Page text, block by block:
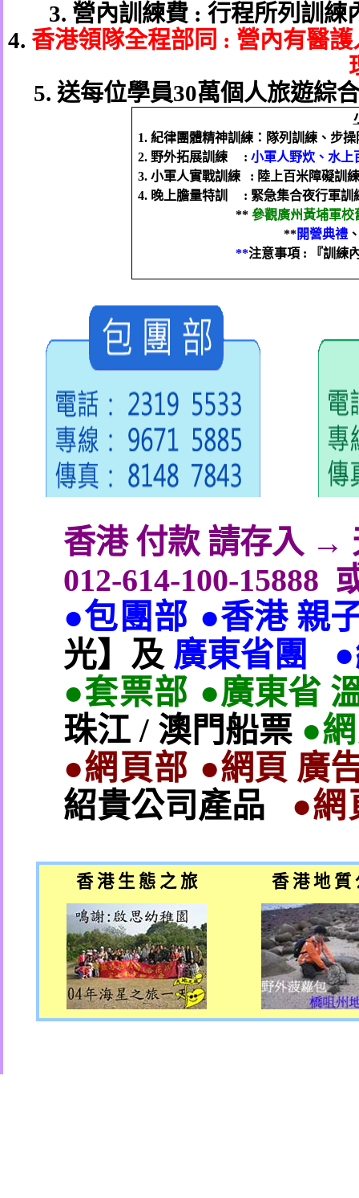
3. 營內訓練費: 行程所列訓練
4. 香港領隊全程部同 : 營內有醫
5. 送每位學員30萬個人旅遊綜
1. 紀律團體精神訓練：隊列訓練、步
2. 野外拓展訓練: 小軍人野炊、水上
3. 小軍人實戰訓練: 陸上百米障礙訓練
4. 晚上膽量特訓 : 緊急集合夜行軍訓
** 參觀廣州黃埔軍
**開營典禮
**注意事項: 『訓練
香港 付款 請存入 →
012-614-100-15888
●包團部 ●香港 親
光】及 廣東省團
●套票部 ●廣東省
珠江/ 澳門船票 ●
●網頁部 ●網頁 廣
紹貴公司產品
●網
香 港 生 態 之 旅 香 港 地 質